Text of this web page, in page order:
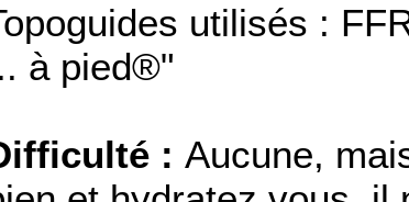
utilisés :
à pied®"
: Aucune,